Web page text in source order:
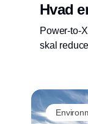
Hvad
Power-to-
skal